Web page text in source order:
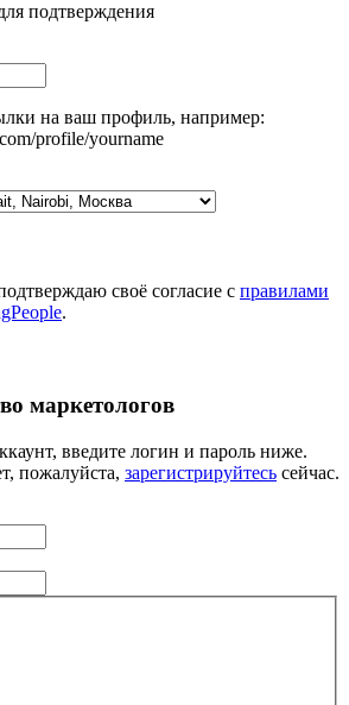
подтверждения
на ваш профиль, например:
profile/yourname
своё согласие с правилами
.
маркетологов
введите логин и пароль ниже.
пожалуйста, зарегистрируйтесь сейчас.